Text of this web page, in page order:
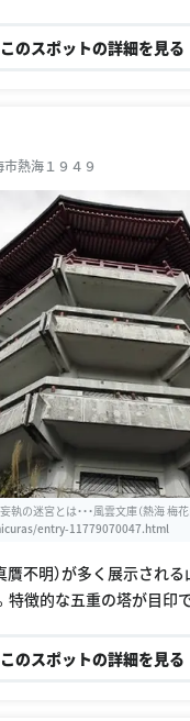
このスポットの詳細を見る
熱海１９４９
の迷宮とは・・・風雲文庫（熱海 梅
entry-11779070047.html
贋不明）が多く展示され
特徴的な五重の塔が目印で
このスポットの詳細を見る